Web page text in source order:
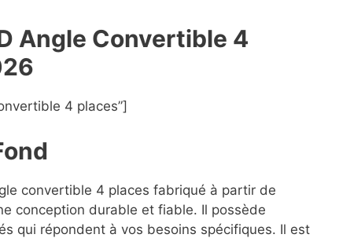
Angle Convertible 4
4 places”]
convertible 4 places fabriqué à partir de
conception durable et fiable. Il possède
qui répondent à vos besoins spécifiques. Il est